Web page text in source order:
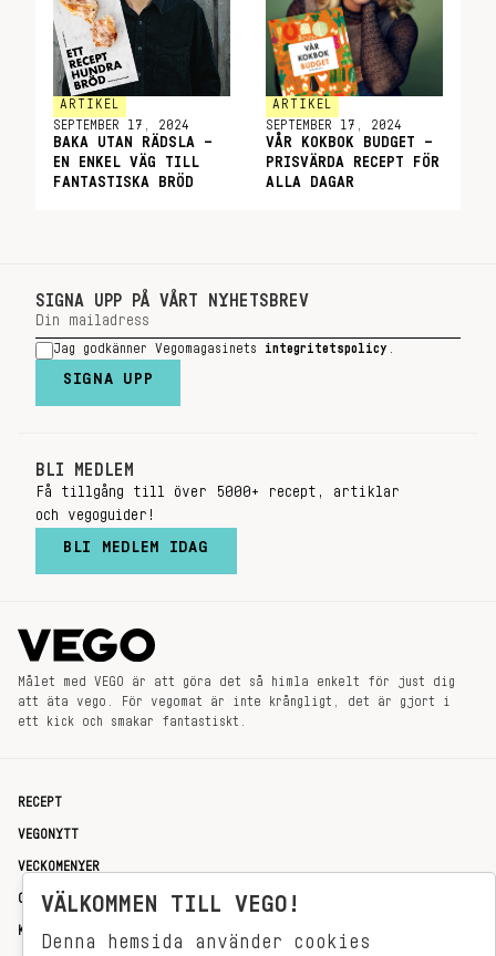
ARTIKEL
SEPTEMBER 17, 2024
BAKA UTAN RÄDSLA –
EN ENKEL VÄG TILL
FANTASTISKA BRÖD
ARTIKEL
SEPTEMBER 17, 2024
VÅR KOKBOK BUDGET –
PRISVÄRDA RECEPT FÖR
ALLA DAGAR
SIGNA UPP PÅ VÅRT NYHETSBREV
Jag godkänner Vegomagasinets integritetspolicy .
SIGNA UPP
BLI MEDLEM
Få tillgång till över 5000+ recept, artiklar
och vegoguider!
BLI MEDLEM IDAG
Målet med VEGO är att göra det så himla enkelt för just dig
att äta vego. För vegomat är inte krångligt, det är gjort i
ett kick och smakar fantastiskt.
RECEPT
VEGONYTT
VECKOMENYER
OM OSS
KONTAKT
VÄLKOMMEN TILL VEGO!
Denna hemsida använder cookies